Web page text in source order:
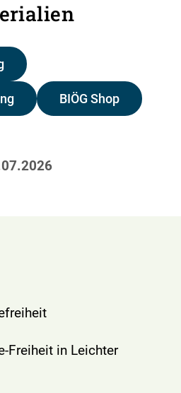
BIÖG Shop
Freiheit in Leichter